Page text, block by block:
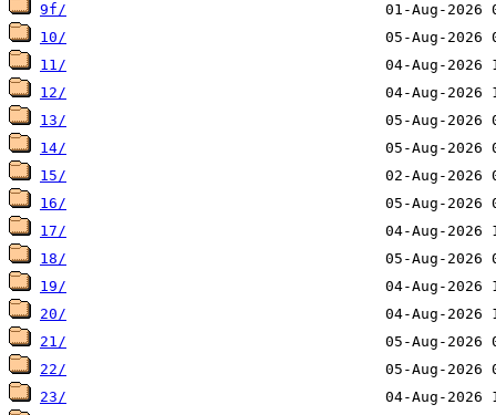
9f/
10/
11/
12/
13/
14/
15/
16/
17/
18/
19/
20/
21/
22/
23/